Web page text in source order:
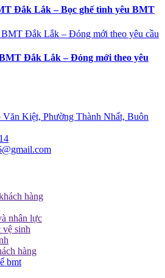
Đắk Lắk – Bọc ghế tình yêu BMT
Đắk Lắk – Đóng mới theo yêu
Văn Kiệt, Phường Thành Nhất, Buôn
hàng
nhân lực
sinh
hàng
bmt